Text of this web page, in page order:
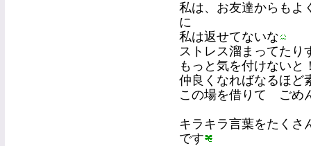
私は、お友達からもよ
に
私は返せてないな
ストレス溜まってたり
もっと気を付けないと
仲良くなればなるほど
この場を借りて ごめ
キラキラ言葉をたくさ
です